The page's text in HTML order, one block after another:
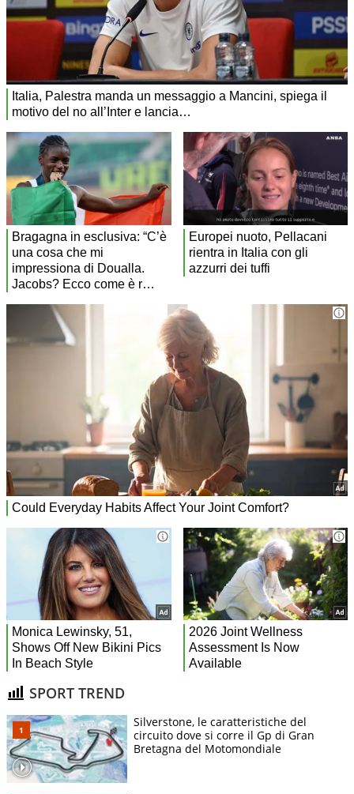
SPORT TREND
Silverstone, le caratteristiche del
circuito dove si corre il Gp di Gran
Bretagna del Motomondiale